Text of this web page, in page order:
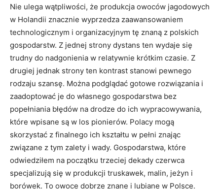
Nie ulega wątpliwości, że produkcja owoców jagodowych
w Holandii znacznie wyprzedza zaawansowaniem
technologicznym i organizacyjnym tę znaną z polskich
gospodarstw. Z jednej strony dystans ten wydaje się
trudny do nadgonienia w relatywnie krótkim czasie. Z
drugiej jednak strony ten kontrast stanowi pewnego
rodzaju szansę. Można podglądać gotowe rozwiązania i
zaadoptować je do własnego gospodarstwa bez
popełniania błędów na drodze do ich wypracowywania,
które wpisane są w los pionierów. Polacy mogą
skorzystać z finalnego ich kształtu w pełni znając
związane z tym zalety i wady. Gospodarstwa, które
odwiedziłem na początku trzeciej dekady czerwca
specjalizują się w produkcji truskawek, malin, jeżyn i
borówek. To owoce dobrze znane i lubiane w Polsce.